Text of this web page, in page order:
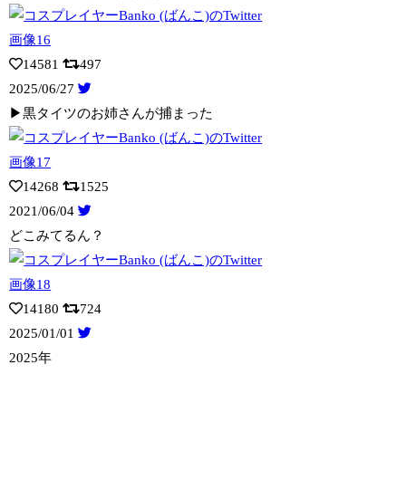
14581
497
2025/06/27
▶︎黒タイツのお姉さんが捕まった
14268
1525
2021/06/04
どこみてるん？
14180
724
2025/01/01
2025年